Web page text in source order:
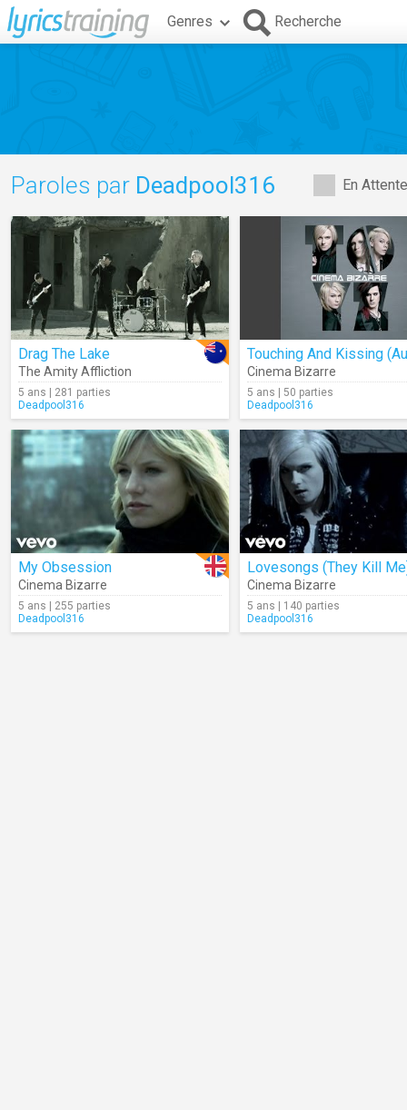
Genres Recherche
En
Paroles par Deadpool316
Drag The Lake
The Amity Affliction
5 ans | 281 parties
Deadpool316
Touching And Kissing
Cinema Bizarre
5 ans | 50 parties
Deadpool316
My Obsession
Cinema Bizarre
5 ans | 255 parties
Deadpool316
Lovesongs (They Kill
Cinema Bizarre
5 ans | 140 parties
Deadpool316